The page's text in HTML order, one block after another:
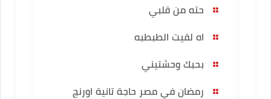
حته من قلبي
اه لقيت الطبطبه
بحبك وحشتيني
رمضان في مصر حاجة تانية اورنچ